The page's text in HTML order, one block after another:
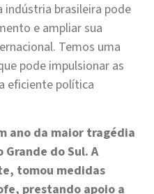
indústria brasileira pode
e ampliar sua
Temos uma
pode impulsionar as
eficiente política
ano da maior tragédia
do Sul. A
tomou medidas
prestando apoio a